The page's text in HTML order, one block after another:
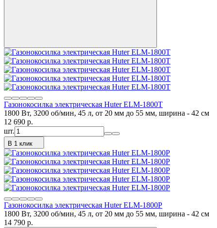
Газонокосилка электрическая Huter ELM-1800T
1800 Вт, 3200 об/мин, 45 л, от 20 мм до 55 мм, ширина - 42 см
12 690 p.
шт.
В 1 клик
Газонокосилка электрическая Huter ELM-1800P
1800 Вт, 3200 об/мин, 45 л, от 20 мм до 55 мм, ширина - 42 см
14 790 p.